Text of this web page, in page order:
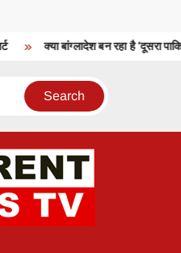
क्या बांग्लादेश बन रहा है ‘दूसरा